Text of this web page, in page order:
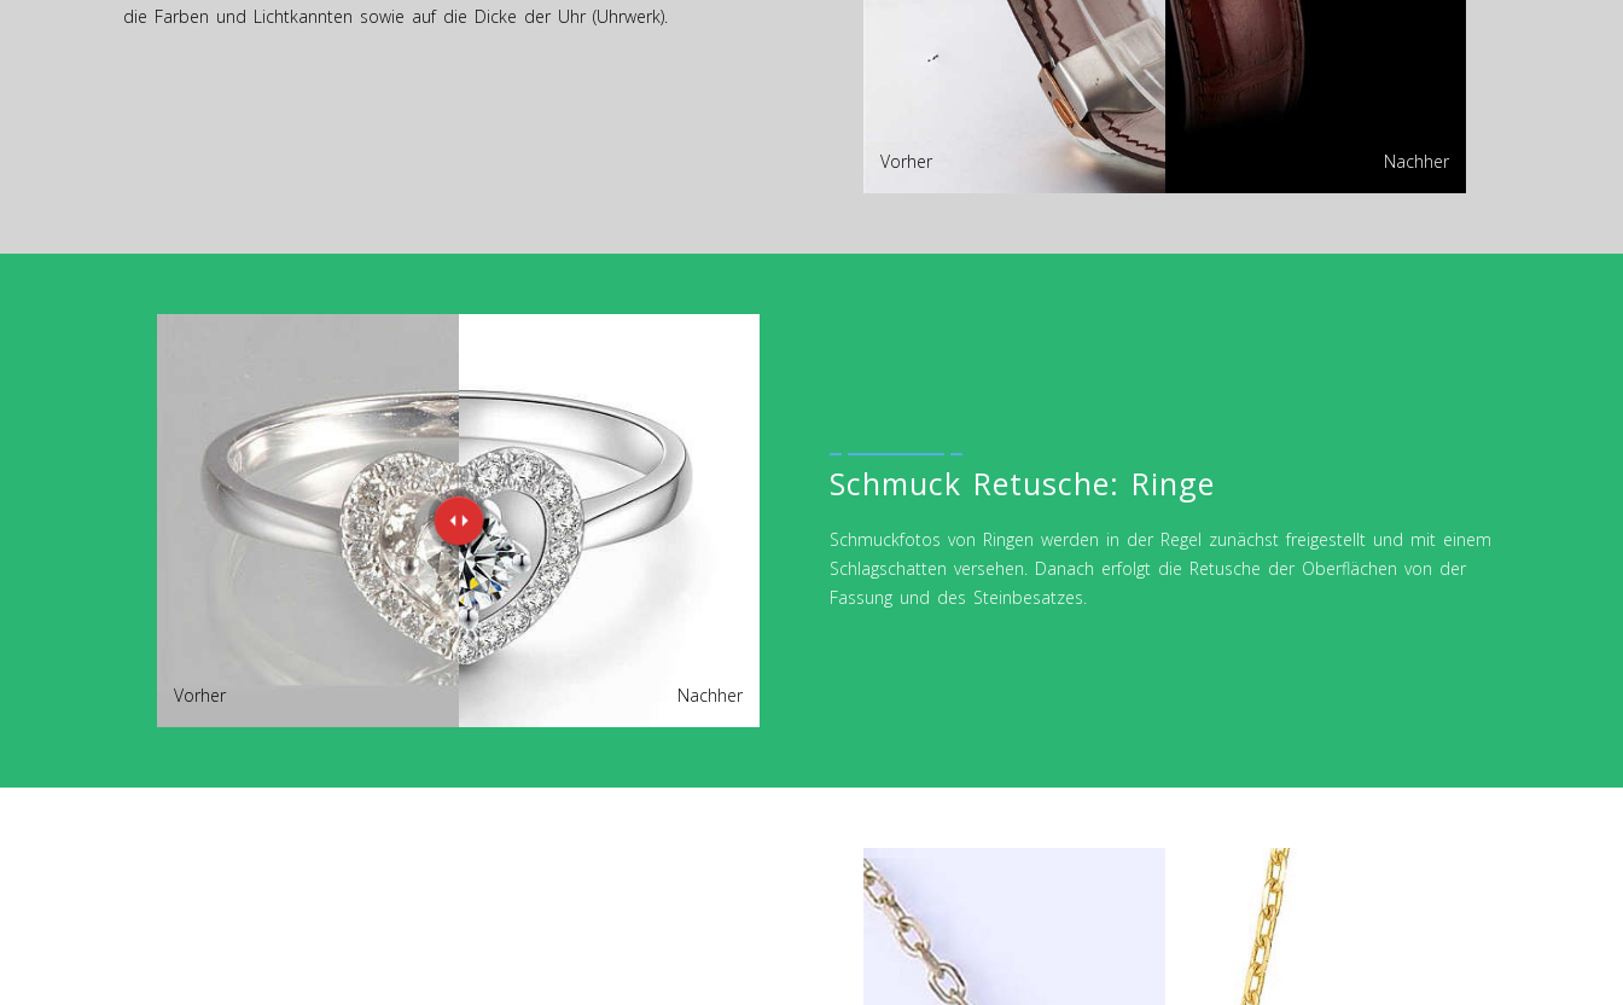
die Farben und Lichtkannten sowie auf die Dicke der Uhr (Uhrwerk).
Nachher
Vorher
Nachher
Vorher
Schmuck Retusche: Ringe
Schmuckfotos von Ringen werden in der Regel zunächst freigestellt und mit einem
Schlagschatten versehen. Danach erfolgt die Retusche der Oberflächen von der
Fassung und des Steinbesatzes.